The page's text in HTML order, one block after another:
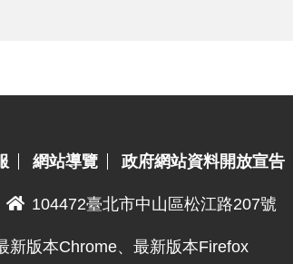
網站導覽 政府網站資料開放宣告
104472臺北市中山區松江路207號
新版本Chrome、最新版本Firefox